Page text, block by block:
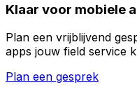
Klaar voor mobiele
Plan een vrijblijvend
apps jouw field service
Plan een gesprek